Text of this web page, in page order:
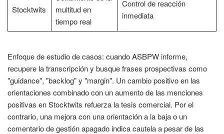
Stocktwits
multitud en
tiempo real
Control de reacción
inmediata
Enfoque de estudio de casos: cuando ASBPW informe,
recupere la transcripción y busque frases prospectivas como
"guidance", "backlog" y "margin". Un cambio positivo en las
orientaciones combinado con un aumento de las menciones
positivas en Stocktwits refuerza la tesis comercial. Por el
contrario, una mejora con una orientación a la baja o un
comentario de gestión apagado indica cautela a pesar de las